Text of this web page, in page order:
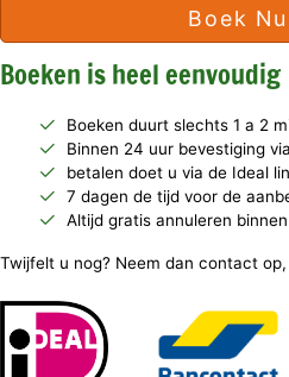
Boek Nu
Boeken is heel eenvoudig
Boeken duurt slechts 1 a 2
Binnen 24 uur bevestiging
betalen doet u via de Ideal
7 dagen de tijd voor de
Altijd gratis annuleren
Twijfelt u nog? Neem dan contact